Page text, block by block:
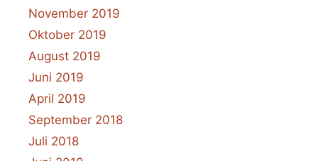
November 2019
Oktober 2019
August 2019
Juni 2019
April 2019
September 2018
Juli 2018